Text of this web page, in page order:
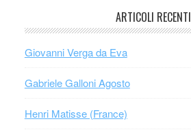
ARTICOLI RECENTI
Giovanni Verga da Eva
Gabriele Galloni Agosto
Henri Matisse (France)